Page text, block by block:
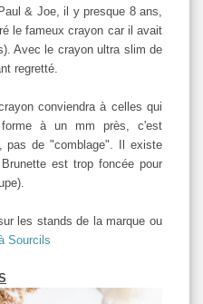
& Joe, il y presque 8 ans,
le fameux crayon car il avait
Avec le crayon ultra slim de
regretté.
conviendra à celles qui
forme à un mm près, c'est
pas de "comblage". Il existe
est trop foncée pour
les stands de la marque ou
Sourcils